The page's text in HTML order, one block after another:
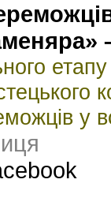
етапу
у